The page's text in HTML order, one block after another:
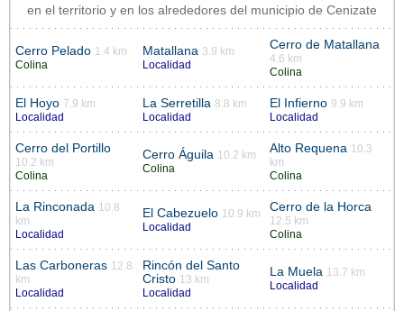
en el territorio y en los alrededores del municipio de Cenizate
Cerro Pelado 1.4 km
Colina
Matallana 3.9 km
Localidad
Cerro de Matallana
4.6 km
Colina
El Hoyo 7.9 km
Localidad
La Serretilla 8.8 km
Localidad
El Infierno 9.9 km
Localidad
Cerro del Portillo
10.2 km
Colina
Cerro Águila 10.2 km
Colina
Alto Requena 10.3
km
Colina
La Rinconada 10.8
km
Localidad
El Cabezuelo 10.9 km
Localidad
Cerro de la Horca
12.5 km
Colina
Las Carboneras 12.8
km
Localidad
Rincón del Santo
Cristo 13 km
Localidad
La Muela 13.7 km
Localidad